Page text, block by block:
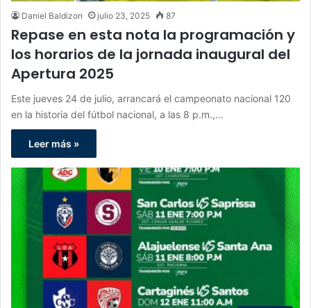
Daniel Baldizon julio 23, 2025 87
Repase en esta nota la programación y
los horarios de la jornada inaugural del
Apertura 2025
Este jueves 24 de julio, arrancará el campeonato nacional 120
en la historia del fútbol nacional, a las 8 p.m.,…
Leer más »